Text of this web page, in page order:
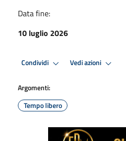
Data fine:
10 luglio 2026
Condividi Vedi azioni
Argomenti:
Tempo libero